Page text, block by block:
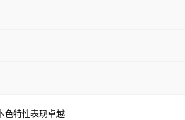
色特性表现卓越